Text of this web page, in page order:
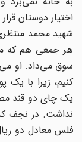
اختیار دوستان قرار
شهید محمد منتظری
هر جمعی هم که
سوق می‌داد. او
کنیم، زیرا با یک
یک چای دو قند
نداشت. در نجف
فلس معادل دو